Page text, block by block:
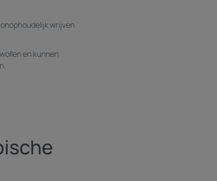
wrijven
en kunnen